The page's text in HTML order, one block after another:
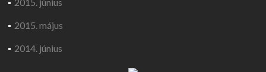
2015. június
2015. május
2014. június